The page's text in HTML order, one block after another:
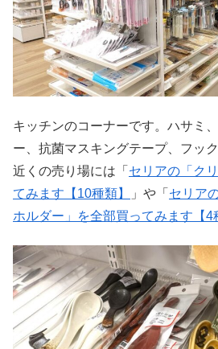
キッチンのコーナーです。ハサミ
ー、抗菌マスキングテープ、フッ
近くの売り場には「 セリアの「ク
てみます【10種類】
」や「 セリア
ホルダー」を全部買ってみます【4